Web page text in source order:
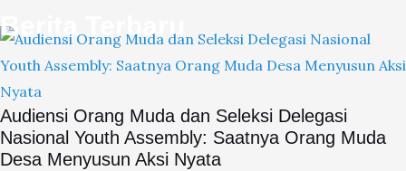
Berita Terbaru
Audiensi Orang Muda dan Seleksi Delegasi
Nasional Youth Assembly: Saatnya Orang Muda
Desa Menyusun Aksi Nyata